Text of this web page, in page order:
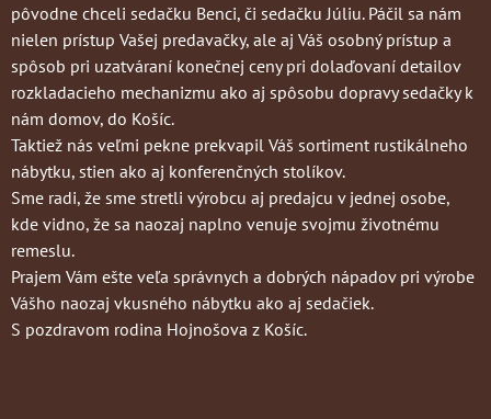
pôvodne chceli sedačku Benci, či sedačku Júliu. Páčil sa nám
nielen prístup Vašej predavačky, ale aj Váš osobný prístup a
spôsob pri uzatváraní konečnej ceny pri dolaďovaní detailov
rozkladacieho mechanizmu ako aj spôsobu dopravy sedačky k
nám domov, do Košíc.
Taktiež nás veľmi pekne prekvapil Váš sortiment rustikálneho
nábytku, stien ako aj konferenčných stolíkov.
Sme radi, že sme stretli výrobcu aj predajcu v jednej osobe,
kde vidno, že sa naozaj naplno venuje svojmu životnému
remeslu.
Prajem Vám ešte veľa správnych a dobrých nápadov pri výrobe
Vášho naozaj vkusného nábytku ako aj sedačiek.
S pozdravom rodina Hojnošova z Košíc.